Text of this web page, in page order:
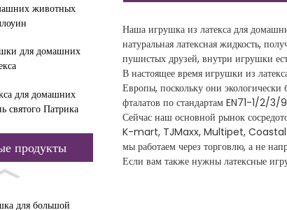
животных
для домашних
для домашних
святого Патрика
продукты
для большой
Наша игрушка из латекса для
натуральная латексная жидкость,
пушистых друзей, внутри игрушки
В настоящее время игрушки из
Европы, поскольку они
фталатов по стандартам EN71-1/2/
Сейчас наш основной рынок
K-mart, TJMaxx, Multipet, Coastal
мы работаем через торговлю, а не
Если вам также нужны латексные